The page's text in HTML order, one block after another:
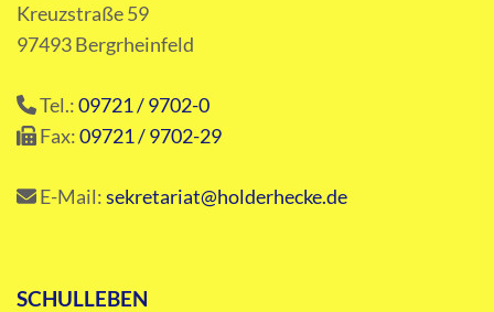
Kreuzstraße 59
97493 Bergrheinfeld
Tel.:09721 / 9702-0
Fax:09721 / 9702-29
E-Mail:sekretariat@holderhecke.de
SCHULLEBEN